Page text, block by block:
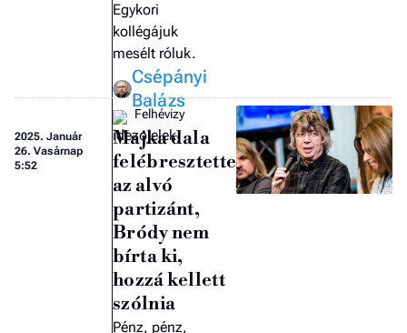
Egykori
kollégájuk
mesélt róluk.
Csépányi
Balázs
2025. Január
26. Vasárnap
5:52
Felhévizy
Majka dala
felébresztette
az alvó
partizánt,
Bródy nem
bírta ki,
hozzá kellett
szólnia
Pénz, pénz,